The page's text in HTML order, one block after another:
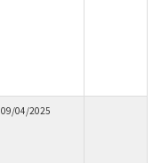
09/04/2025